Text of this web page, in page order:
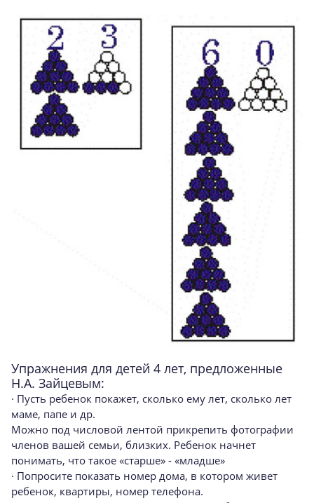
Упражнения для детей 4 лет, предложенные
Н.А. Зайцевым:
· Пусть ребенок покажет, сколько ему лет, сколько лет
маме, папе и др.
Можно под числовой лентой прикрепить фотографии
членов вашей семьи, близких. Ребенок начнет
понимать, что такое «старше» - «младше»
· Попросите показать номер дома, в котором живет
ребенок, квартиры, номер телефона.